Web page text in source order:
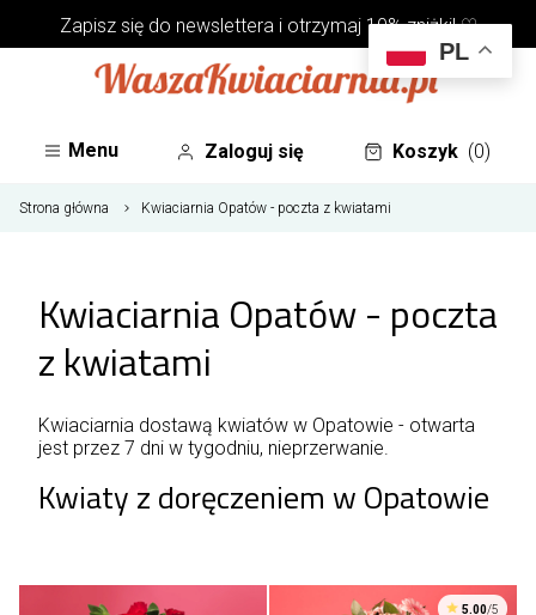
Zapisz się do newsletterai otrzymaj 10% zniżki! ♡
Menu Zaloguj się Koszyk (0)
Strona główna Kwiaciarnia Opatów - poczta z kwiatami
Kwiaciarnia Opatów - poczta
z kwiatami
Kwiaciarnia dostawą kwiatów w Opatowie - otwarta
jest przez 7 dni w tygodniu, nieprzerwanie.
Kwiaty z doręczeniem w Opatowie
5.00/5
PL